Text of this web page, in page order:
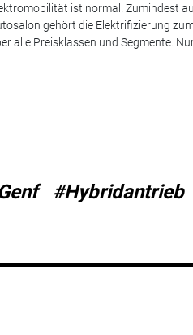
ist normal. Zumindest
gehört die Elektrifizierung
alle Preisklassen und Segmente. Nur
#Hybridantrieb